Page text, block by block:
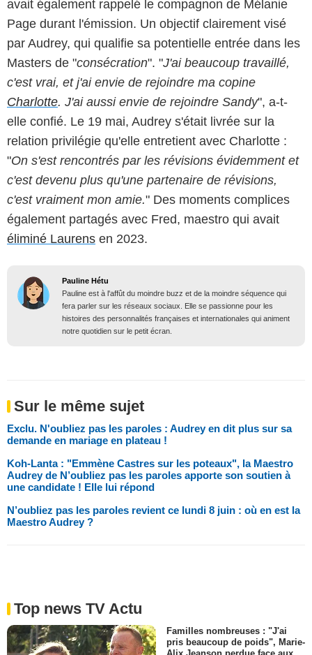
avait également rappelé le compagnon de Mélanie
Page durant l'émission. Un objectif clairement visé
par Audrey, qui qualifie sa potentielle entrée dans les
Masters de "consécration". "J'ai beaucoup travaillé,
c'est vrai, et j'ai envie de rejoindre ma copine
Charlotte. J'ai aussi envie de rejoindre Sandy", a-t-
elle confié. Le 19 mai, Audrey s'était livrée sur la
relation privilégie qu'elle entretient avec Charlotte :
"On s'est rencontrés par les révisions évidemment et
c'est devenu plus qu'une partenaire de révisions,
c'est vraiment mon amie." Des moments complices
également partagés avec Fred, maestro qui avait
éliminé Laurens en 2023.
Pauline Hétu
Pauline est à l'affût du moindre buzz et de la moindre séquence qui
fera parler sur les réseaux sociaux. Elle se passionne pour les
histoires des personnalités françaises et internationales qui animent
notre quotidien sur le petit écran.
Sur le même sujet
Exclu. N'oubliez pas les paroles : Audrey en dit plus sur sa
demande en mariage en plateau !
Koh-Lanta : "Emmène Castres sur les poteaux", la Maestro
Audrey de N’oubliez pas les paroles apporte son soutien à
une candidate ! Elle lui répond
N’oubliez pas les paroles revient ce lundi 8 juin : où en est la
Maestro Audrey ?
Top news TV Actu
Familles nombreuses : "J'ai
pris beaucoup de poids", Marie-